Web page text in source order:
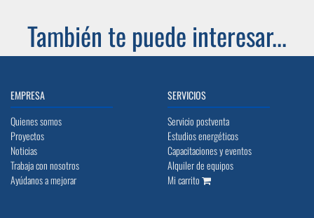
También te puede interesar...
EMPRESA
Quienes somos
Proyectos
Noticias
Trabaja con nosotros
Ayúdanos a mejorar
SERVICIOS
Servicio postventa
Estudios energéticos
Capacitaciones y eventos
Alquiler de equipos
Mi carrito